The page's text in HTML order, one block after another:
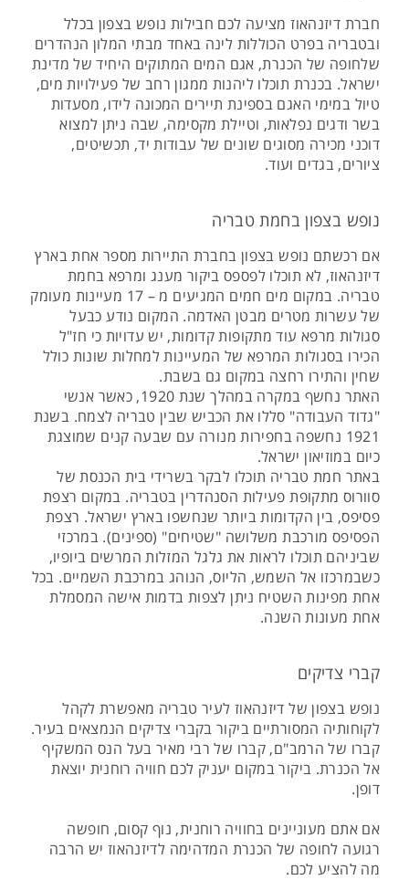
חברת דיזנהאוז מציעה לכם חבילות נופש בצפון בכלל
ובטבריה בפרט הכוללות לינה באחד מבתי המלון הנהדרים
שלחופה של הכנרת, אגם המים המתוקים היחיד של מדינת
ישראל. בכנרת תוכלו ליהנות ממגון רחב של פעילויות מים,
טיול במימי האגם בספינת תיירים המכונה לידו, מסעדות
בשר ודגים נפלאות, וטיילת מקסימה, שבה ניתן למצוא
דוכני מכירה מסוגים שונים של עבודות יד, תכשיטים,
ציורים, בגדים ועוד.
נופש בצפון בחמת טבריה
אם רכשתם נופש בצפון בחברת התיירות מספר אחת בארץ
דיזנהאוז, לא תוכלו לפספס ביקור מענג ומרפא בחמת
טבריה. במקום מים חמים המגיעים מ – 17 מעיינות מעומק
של עשרות מטרים מבטן האדמה. המקום נודע כבעל
סגולות מרפא עוד מתקופות קדומות, יש עדויות כי חז"ל
הכירו בסגולות המרפא של המעיינות למחלות שונות כולל
שחין והתירו רחצה במקום גם בשבת.
האתר נחשף במקרה במהלך שנת 1920, כאשר אנשי
"גדוד העבודה" סללו את הכביש שבין טבריה לצמח. בשנת
1921 נחשפה בחפירות מנורה עם שבעה קנים שמוצגת
כיום במוזיאון ישראל.
באתר חמת טבריה תוכלו לבקר בשרידי בית הכנסת של
סוורוס מתקופת פעילות הסנהדרין בטבריה. במקום רצפת
פסיפס, בין הקדומות ביותר שנחשפו בארץ ישראל. רצפת
הפסיפס מורכבת משלושה "שטיחים" (ספינים). במרכזי
שביניהם תוכלו לראות את גלגל המזלות המרשים ביופיו,
כשבמרכזו אל השמש, הליוס, הנוהג במרכבת השמיים. בכל
אחת מפינות השטיח ניתן לצפות בדמות אישה המסמלת
אחת מעונות השנה.
קברי צדיקים
נופש בצפון של דיזנהאוז לעיר טבריה מאפשרת לקהל
לקוחותיה המסורתיים ביקור בקברי צדיקים הנמצאים בעיר.
קברו של הרמב"ם, קברו של רבי מאיר בעל הנס המשקיף
אל הכנרת. ביקור במקום יעניק לכם חוויה רוחנית יוצאת
דופן.
אם אתם מעוניינים בחוויה רוחנית, נוף קסום, חופשה
רגועה לחופה של הכנרת המדהימה לדיזנהאוז יש הרבה
מה להציע לכם.